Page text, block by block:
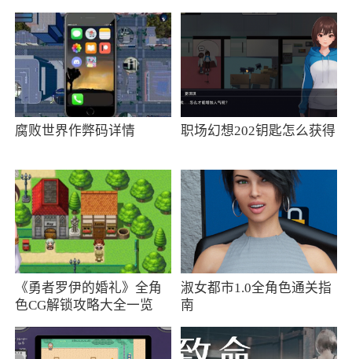
更新日志
修复已知bug；优化使用体验
腐败世界作弊码详情 职场幻想202钥匙怎么获得
《勇者罗伊的婚礼》全角
色CG解锁攻略大全一览
淑女都市1.0全角色通关指
南